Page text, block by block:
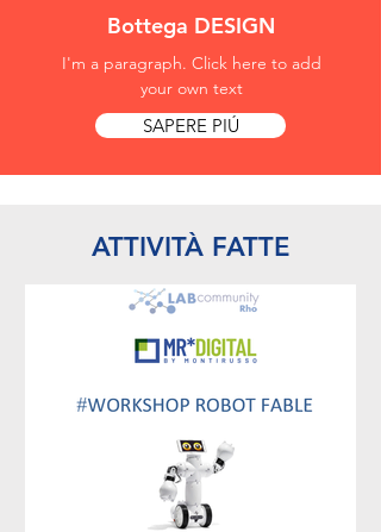
Bottega DESIGN
I'm a paragraph. Click here to add
your own text
SAPERE PIÚ
ATTIVITÀ FATTE